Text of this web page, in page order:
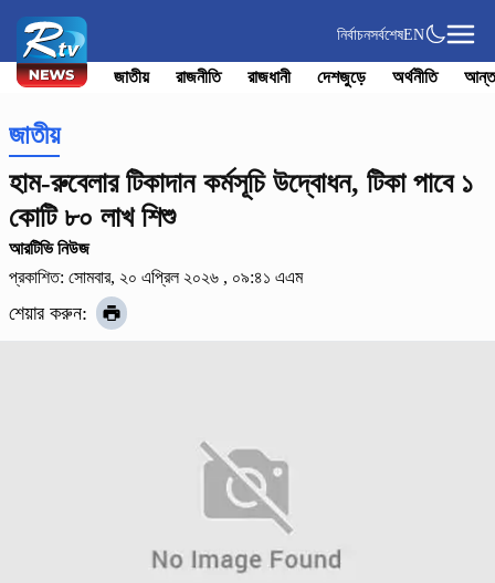
নির্বাচনসর্বশেষEN
জাতীয় রাজনীতি রাজধানী দেশজুড়ে অর্থনীতি
জাতীয়
হাম-রুবেলার টিকাদান কর্মসূচি উদ্বোধন, টিকা পাবে ১
কোটি ৮০ লাখ শিশু
আরটিভি নিউজ
প্রকাশিত: সোমবার, ২০ এপ্রিল ২০২৬ , ০৯:৪১ এএম
শেয়ার করুন: